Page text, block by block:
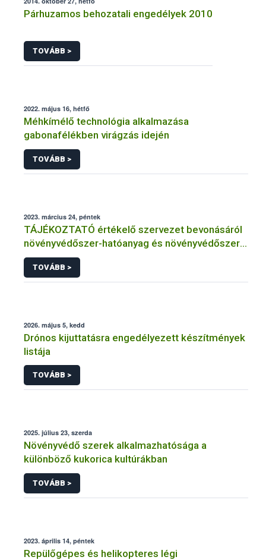
Párhuzamos behozatali engedélyek 2010
TOVÁBB >
2022. május 16, hétfő
Méhkímélő technológia alkalmazása
gabonafélékben virágzás idején
TOVÁBB >
2023. március 24, péntek
TÁJÉKOZTATÓ értékelő szervezet bevonásáról
növényvédőszer-hatóanyag és növényvédőszer
engedélyezésére, továbbá a meglévő engedély
meghosszabbítására vagy módosítására irányuló
eljárásba
TOVÁBB >
2026. május 5, kedd
Drónos kijuttatásra engedélyezett készítmények
listája
TOVÁBB >
2025. július 23, szerda
Növényvédő szerek alkalmazhatósága a
különböző kukorica kultúrákban
TOVÁBB >
2023. április 14, péntek
Repülőgépes és helikopteres légi